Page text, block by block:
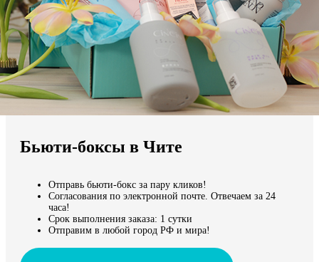
Мы доставляем по всему миру
Бьюти-боксы в Чите
Отправь бьюти-бокс за пару кликов!
Согласования по электронной почте. Отвечаем за 24
часа!
Срок выполнения заказа: 1 сутки
Отправим в любой город РФ и мира!